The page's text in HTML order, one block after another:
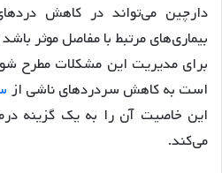
دارچین می‌تواند در کاهش
بیماری‌های مرتبط با مفاصل موثر
برای مدیریت این مشکلات مطرح
است به کاهش سردردهای ناشی از
این خاصیت آن را به یک گزینه
می‌کند.